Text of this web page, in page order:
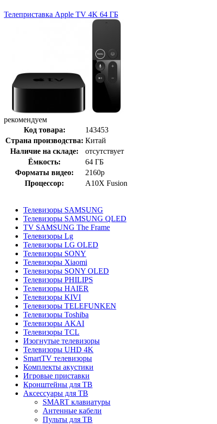
Телеприставка Apple TV 4K 64 ГБ
рекомендуем
Код товара:
143453
Страна производства: Китай
Наличие на складе:
отсутствует
Ёмкость:
64 ГБ
Форматы видео:
2160p
Процессор:
A10X Fusion
Телевизоры SAMSUNG
Телевизоры SAMSUNG QLED
TV SAMSUNG The Frame
Телевизоры Lg
Телевизоры LG OLED
Телевизоры SONY
Телевизоры Xiaomi
Телевизоры SONY OLED
Телевизоры PHILIPS
Телевизоры HAIER
Телевизоры KIVI
Телевизоры TELEFUNKEN
Телевизоры Toshiba
Телевизоры AKAI
Телевизоры TCL
Изогнутые телевизоры
Телевизоры UHD 4K
SmartTV телевизоры
Комплекты акустики
Игровые приставки
Кронштейны для ТВ
Аксессуары для ТВ
SMART клавиатуры
Антенные кабели
Пульты для ТВ